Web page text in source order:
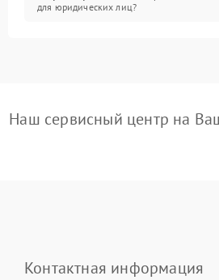
для юридических лиц?
Наш сервисный центр на
Контактная информация